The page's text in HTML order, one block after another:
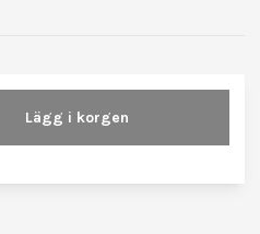
Lägg i korgen